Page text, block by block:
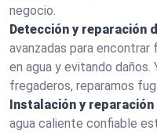
negocio.
Detección y reparación
avanzadas para
en agua y evitando daños.
fregaderos, reparamos
Instalación y
agua caliente confiable